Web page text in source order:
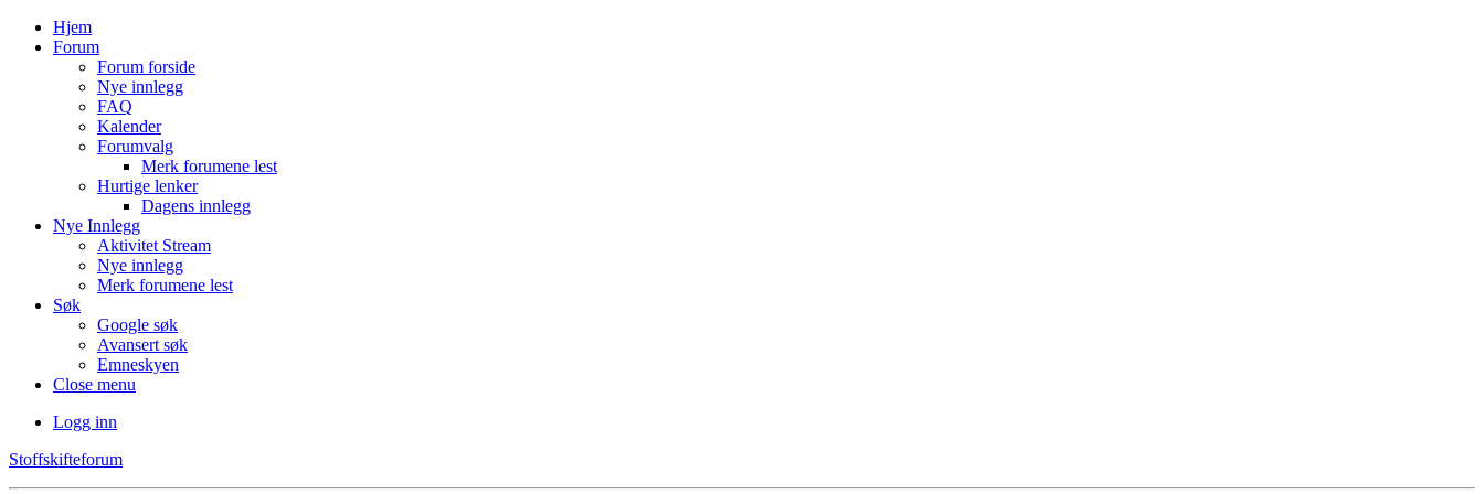
Hjem
Forum
Forum forside
Nye innlegg
FAQ
Kalender
Forumvalg
Merk forumene lest
Hurtige lenker
Dagens innlegg
Nye Innlegg
Aktivitet Stream
Nye innlegg
Merk forumene lest
Søk
Google søk
Avansert søk
Emneskyen
Close menu
Logg inn
Stoffskifteforum